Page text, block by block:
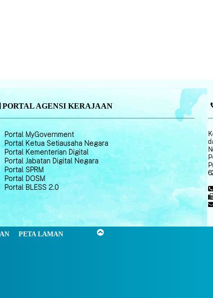
PORTAL AGENSI KERAJAAN
Portal MyGovernment
Portal Ketua Setiausaha Negara
Portal Kementerian Digital
Portal Jabatan Digital Negara
Portal SPRM
Portal DOSM
Portal BLESS 2.0
PETA LAMAN